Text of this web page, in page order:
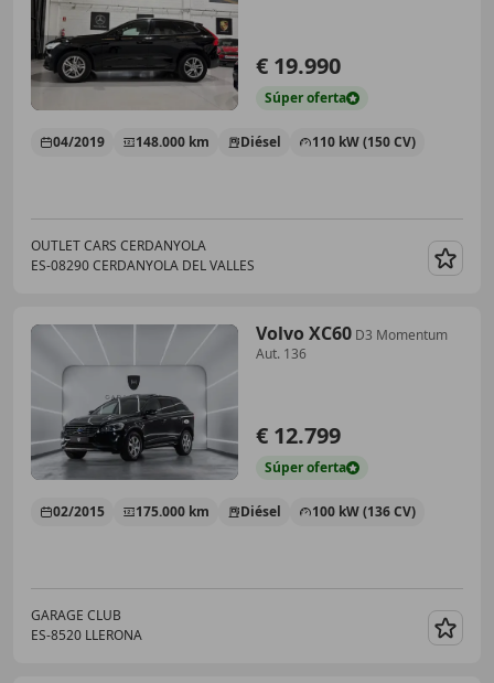
€ 19.990
Súperoferta
04/2019 148.000 km Diésel 110 kW (150 CV)
OUTLET CARS CERDANYOLA
ES-08290 CERDANYOLA DEL VALLES
Volvo XC60 D3 Momentum
Aut. 136
€ 12.799
Súperoferta
02/2015 175.000 km Diésel 100 kW (136 CV)
GARAGE CLUB
ES-8520 LLERONA